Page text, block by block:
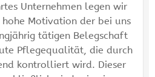
Unternehmen legen wir
Motivation der bei uns
tätigen Belegschaft
Pflegequalität, die durch
kontrolliert wird. Dieser